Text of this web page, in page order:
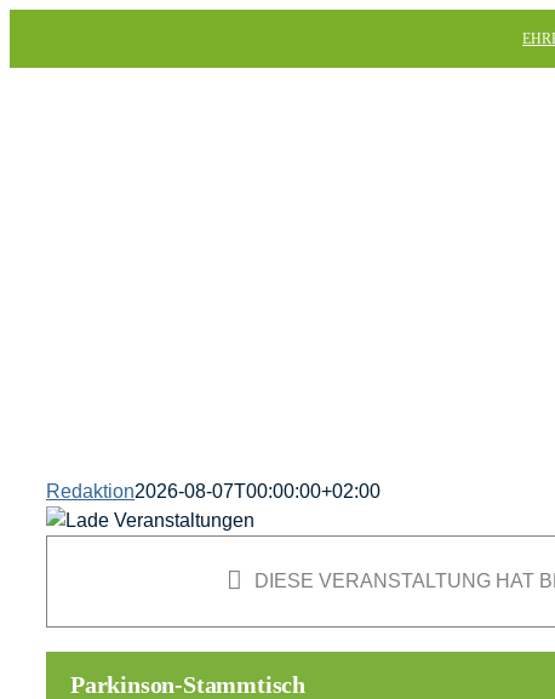
Redaktion2026-08-07T00:00:00+02:00
DIESE VERANSTALTUNG HAT
Parkinson-Stammtisch